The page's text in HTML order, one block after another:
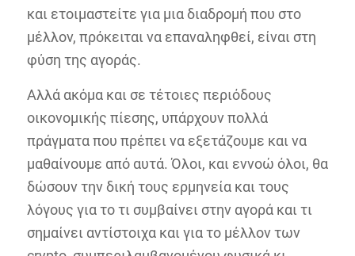
και ετοιμαστείτε για μια διαδρομή που στο
μέλλον, πρόκειται να επαναληφθεί, είναι στη
φύση της αγοράς.
Αλλά ακόμα και σε τέτοιες περιόδους
οικονομικής πίεσης, υπάρχουν πολλά
πράγματα που πρέπει να εξετάζουμε και να
μαθαίνουμε από αυτά. Όλοι, και εννοώ όλοι, θα
δώσουν την δική τους ερμηνεία και τους
λόγους για το τι συμβαίνει στην αγορά και τι
σημαίνει αντίστοιχα και για το μέλλον των